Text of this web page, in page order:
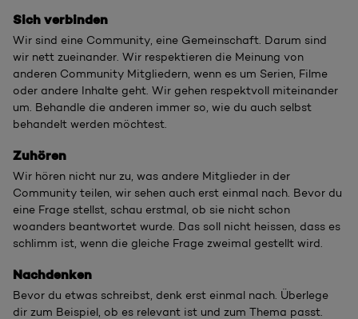
Sich verbinden
Wir sind eine Community, eine Gemeinschaft. Darum sind
wir nett zueinander. Wir respektieren die Meinung von
anderen Community Mitgliedern, wenn es um Serien, Filme
oder andere Inhalte geht. Wir gehen respektvoll miteinander
um. Behandle die anderen immer so, wie du auch selbst
behandelt werden möchtest.
Zuhören
Wir hören nicht nur zu, was andere Mitglieder in der
Community teilen, wir sehen auch erst einmal nach. Bevor du
eine Frage stellst, schau erstmal, ob sie nicht schon
woanders beantwortet wurde. Das soll nicht heissen, dass es
schlimm ist, wenn die gleiche Frage zweimal gestellt wird.
Nachdenken
Bevor du etwas schreibst, denk erst einmal nach. Überlege
dir zum Beispiel, ob es relevant ist und zum Thema passt.